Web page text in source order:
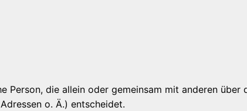
die allein oder gemeinsam mit anderen
o. Ä.) entscheidet.